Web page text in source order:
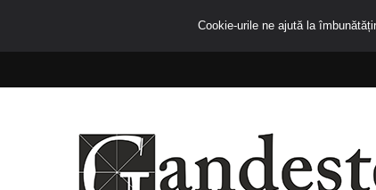
Cookie-urile ne ajută la